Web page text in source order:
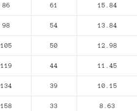
86 61 15.84
98 54 13.84
105 50 12.98
119 44 11.45
134 39 10.15
158 33 8.63